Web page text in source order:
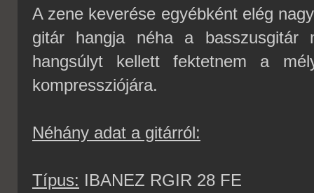
A zene keverése egyébként elég
gitár hangja néha a basszusgitár
hangsúlyt kellett fektetnem a
kompressziójára.
Néhány adat a gitárról:
Típus: IBANEZ RGIR 28 FE